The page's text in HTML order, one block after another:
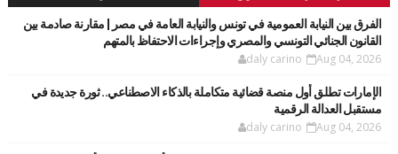
الفرق بين النيابة العمومية في تونس والنيابة العامة في مصر | مقارنة صادمة بين
القانون الجنائي التونسي والمصري وإجراءات الاحتفاظ بالمتهم
daly carino Aug 04, 2026
الإمارات تطلق أول منصة قضائية متكاملة بالذكاء الاصطناعي.. ثورة جديدة في
مستقبل العدالة الرقمية
daly carino Aug 04, 2026